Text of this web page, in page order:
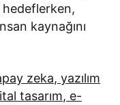
hedeflerken,
kaynağını
zeka, yazılım
tasarım, e-